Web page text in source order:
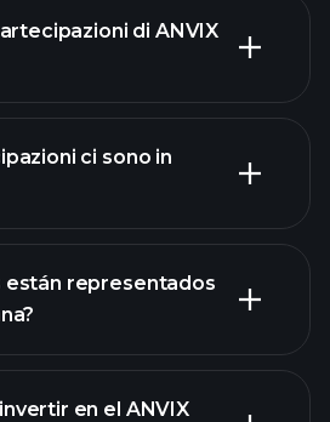
di ANVIX
partecipazioni
ci sono in
partecipazioni
están representados
en el ANVIX